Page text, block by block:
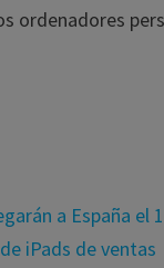
ordenadores
a España el
iPads de ventas